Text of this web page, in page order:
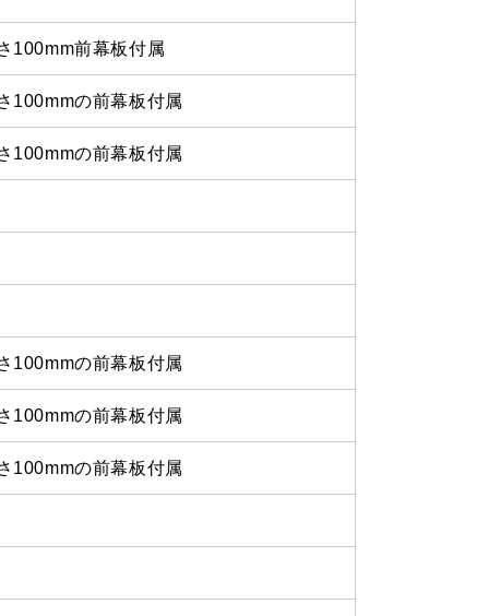
100mm前幕板付属
100mmの前幕板付属
100mmの前幕板付属
100mmの前幕板付属
100mmの前幕板付属
100mmの前幕板付属